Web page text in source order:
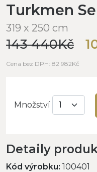
Turkmen
319 x 250 cm
143 440Kč
Cena bez DPH: 82 982Kč
Množství
Detaily
Kód výrobku: 100401